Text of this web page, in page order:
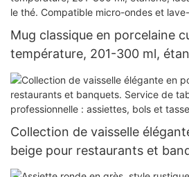
Mug classique en porcelaine
température, 201-300 ml,
café, le lait et le thé.
lave-vaisselle.
Collection de vaisselle
beige pour restaurants et
table durable de qualité